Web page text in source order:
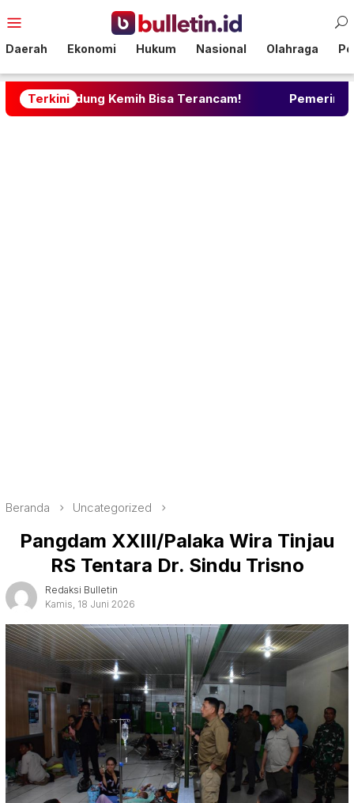
ke
Mobile
Daerah Ekonomi Hukum Nasional Olahraga
Terkini
Kemih Bisa Terancam! Pemerintah Siapkan
Beranda Uncategorized
Pangdam XXIII/Palaka Wira Tinjau
RS Tentara Dr. Sindu Trisno
Redaksi Bulletin
Kamis, 18 Juni 2026